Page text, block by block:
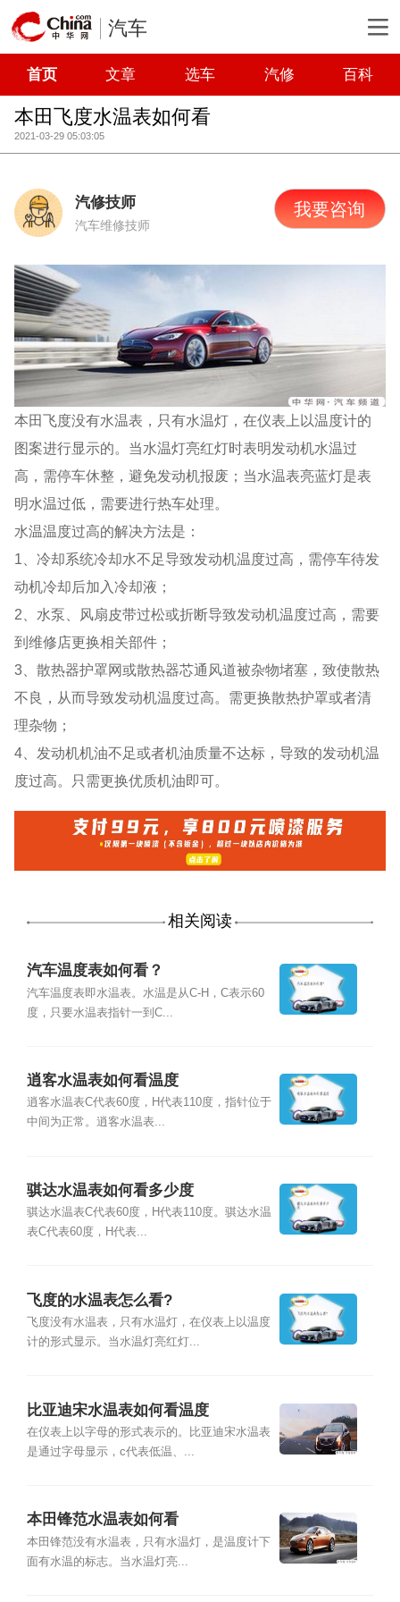
汽车
首页 文章 选车 汽修 百科
本田飞度水温表如何看
2021-03-29 05:03:05
汽修技师
汽车维修技师
我要咨询
本田飞度没有水温表，只有水温灯，在仪表上以温度计的
图案进行显示的。当水温灯亮红灯时表明发动机水温过
高，需停车休整，避免发动机报废；当水温表亮蓝灯是表
明水温过低，需要进行热车处理。
水温温度过高的解决方法是：
1、冷却系统冷却水不足导致发动机温度过高，需停车待发
动机冷却后加入冷却液；
2、水泵、风扇皮带过松或折断导致发动机温度过高，需要
到维修店更换相关部件；
3、散热器护罩网或散热器芯通风道被杂物堵塞，致使散热
不良，从而导致发动机温度过高。需更换散热护罩或者清
理杂物；
4、发动机机油不足或者机油质量不达标，导致的发动机温
度过高。只需更换优质机油即可。
相关阅读
汽车温度表如何看？
汽车温度表即水温表。水温是从C-H，C表示60
度，只要水温表指针一到C...
逍客水温表如何看温度
逍客水温表C代表60度，H代表110度，指针位于
中间为正常。逍客水温表...
骐达水温表如何看多少度
骐达水温表C代表60度，H代表110度。骐达水温
表C代表60度，H代表...
飞度的水温表怎么看?
飞度没有水温表，只有水温灯，在仪表上以温度
计的形式显示。当水温灯亮红灯...
比亚迪宋水温表如何看温度
在仪表上以字母的形式表示的。比亚迪宋水温表
是通过字母显示，c代表低温、...
本田锋范水温表如何看
本田锋范没有水温表，只有水温灯，是温度计下
面有水温的标志。当水温灯亮...